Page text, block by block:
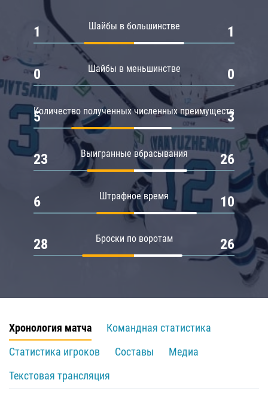
Шайбы в большинстве
1 1
Шайбы в меньшинстве
0 0
Количество полученных численных преимуществ
5 3
Выигранные вбрасывания
23 26
Штрафное время
6 10
Броски по воротам
28 26
Хронология матча
Командная статистика
Статистика игроков
Составы
Медиа
Текстовая трансляция